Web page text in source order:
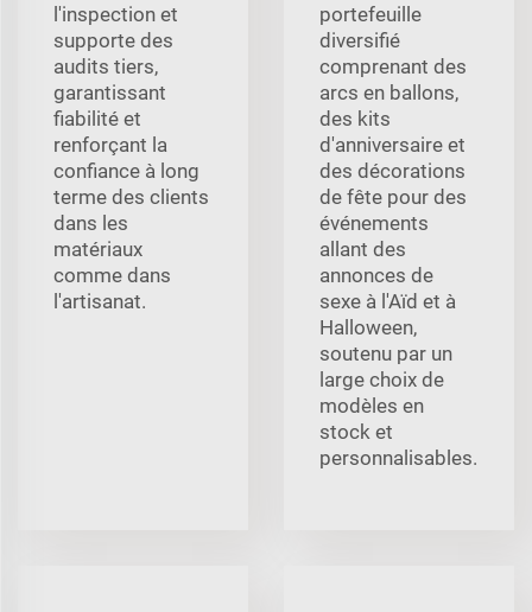
l'inspection et
supporte des
audits tiers,
garantissant
fiabilité et
renforçant la
confiance à long
terme des clients
dans les
matériaux
comme dans
l'artisanat.
portefeuille
diversifié
comprenant des
arcs en ballons,
des kits
d'anniversaire et
des décorations
de fête pour des
événements
allant des
annonces de
sexe à l'Aïd et à
Halloween,
soutenu par un
large choix de
modèles en
stock et
personnalisables.